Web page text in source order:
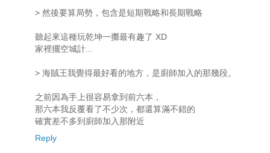
> 然後要算局勢，包含是短期戰略和長期戰略
聽起來這種玩乾坤一擲最有趣了 XD
家裡擺空城計...
> 海賊王我覺得最好看的地方，是廚師加入的那幾段。
之前因為手上很容易拿到前六本，
那六本我反覆看了不少次，都還算滿不錯的
確實差不多到廚師加入那附近
Reply